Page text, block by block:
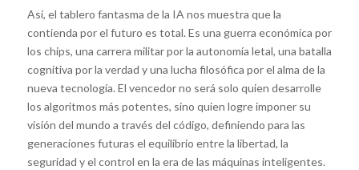
Así, el tablero fantasma de la IA nos muestra que la
contienda por el futuro es total. Es una guerra económica por
los chips, una carrera militar por la autonomía letal, una batalla
cognitiva por la verdad y una lucha filosófica por el alma de la
nueva tecnología. El vencedor no será solo quien desarrolle
los algoritmos más potentes, sino quien logre imponer su
visión del mundo a través del código, definiendo para las
generaciones futuras el equilibrio entre la libertad, la
seguridad y el control en la era de las máquinas inteligentes.